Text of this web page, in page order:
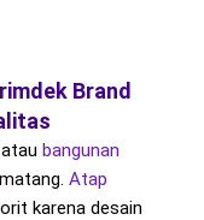
Brand
atau bangunan
matang. Atap
karena desain